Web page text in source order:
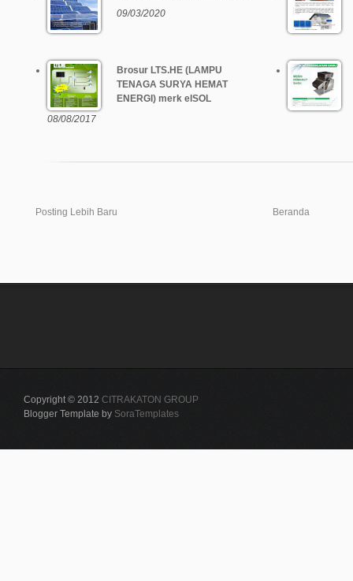
09/03/2020
Brosur LTS.HE (LAMPU
TENAGA SURYA HEMAT
ENERGI) merk elSOL
08/08/2017
Posting Lebih Baru Beranda
Copyright © 2012 CITRAKATON GROUP
Blogger Template by SoraTemplates